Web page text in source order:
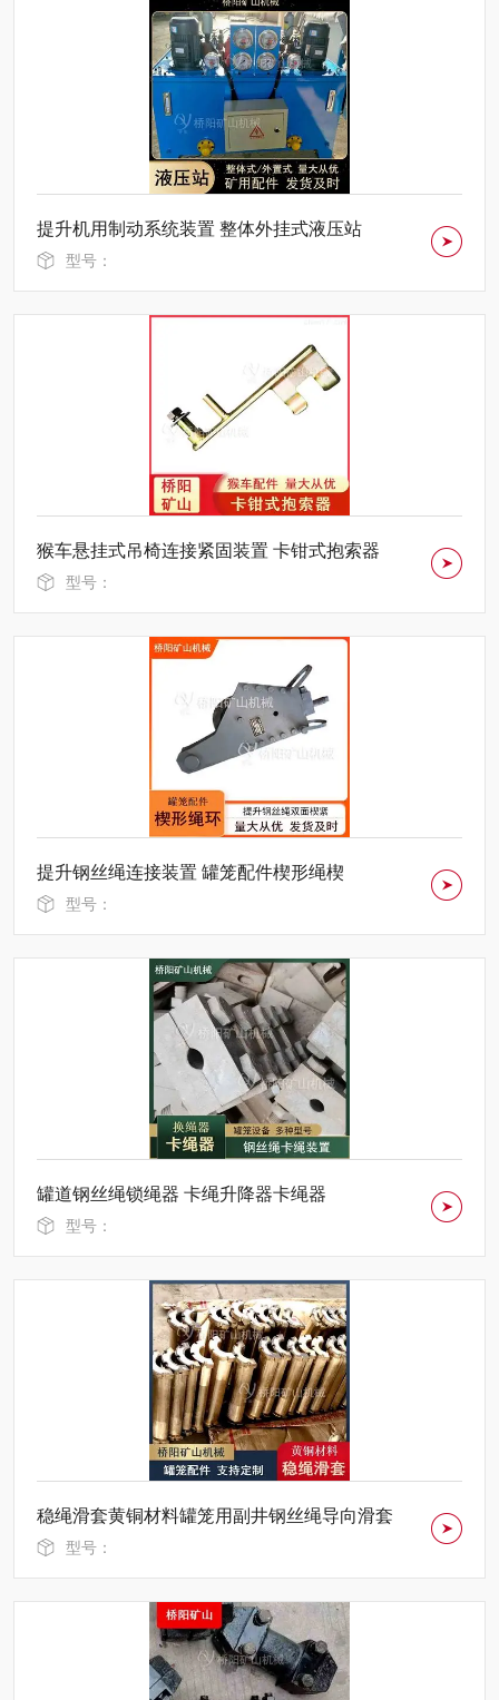
提升机用制动系统装置 整体外挂式液压站
型号：
猴车悬挂式吊椅连接紧固装置 卡钳式抱索器
型号：
提升钢丝绳连接装置 罐笼配件楔形绳楔
型号：
罐道钢丝绳锁绳器 卡绳升降器卡绳器
型号：
稳绳滑套黄铜材料罐笼用副井钢丝绳导向滑套
型号：